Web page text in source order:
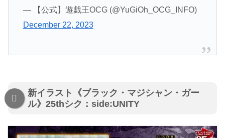
— 【公式】遊戯王OCG (@YuGiOh_OCG_INFO)
December 22, 2023
新イラスト《ブラック・マジシャン・ガー
ル》25thシク：side:UNITY